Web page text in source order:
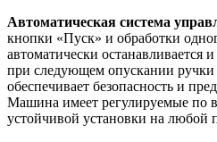
Автоматическая система
кнопки «Пуск» и обработки
автоматически останавливается
при следующем опускании ручки
обеспечивает безопасность и
Машина имеет регулируемые по
устойчивой установки на любой